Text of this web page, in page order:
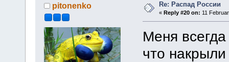
pitonenko Re: Распад России
«Reply #20 on: 11
Меня
что